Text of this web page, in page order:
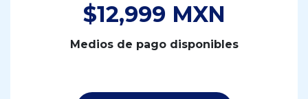
$12,999 MXN
Medios de pago disponibles